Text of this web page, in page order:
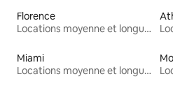
Florence
Locations moyenne et longue durée
Miami
Locations moyenne et longue durée